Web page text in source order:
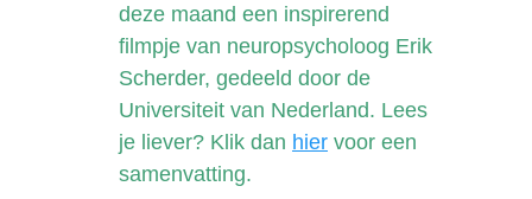
deze maand een inspirerend
filmpje van neuropsycholoog Erik
Scherder, gedeeld door de
Universiteit van Nederland. Lees
je liever? Klik dan hier voor een
samenvatting.